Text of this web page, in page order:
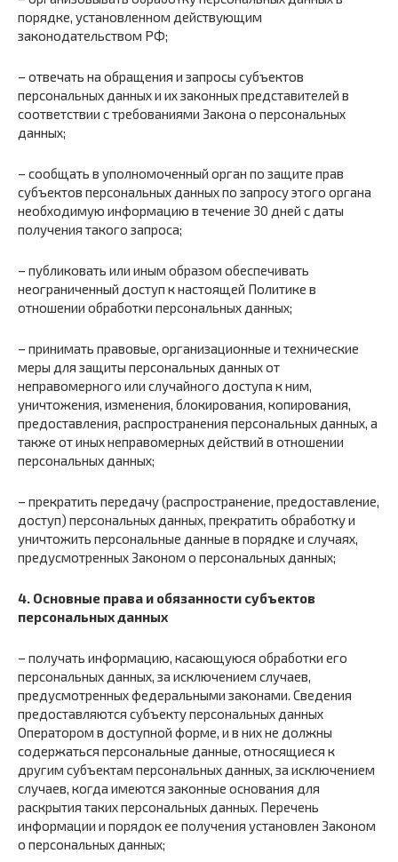
порядке, установленном действующим
законодательством РФ;
– отвечать на обращения и запросы субъектов
персональных данных и их законных представителей в
соответствии с требованиями Закона о персональных
данных;
– сообщать в уполномоченный орган по защите прав
субъектов персональных данных по запросу этого органа
необходимую информацию в течение 30 дней с даты
получения такого запроса;
– публиковать или иным образом обеспечивать
неограниченный доступ к настоящей Политике в
отношении обработки персональных данных;
– принимать правовые, организационные и технические
меры для защиты персональных данных от
неправомерного или случайного доступа к ним,
уничтожения, изменения, блокирования, копирования,
предоставления, распространения персональных данных, а
также от иных неправомерных действий в отношении
персональных данных;
– прекратить передачу (распространение, предоставление,
доступ) персональных данных, прекратить обработку и
уничтожить персональные данные в порядке и случаях,
предусмотренных Законом о персональных данных;
4. Основные права и обязанности субъектов
персональных данных
– получать информацию, касающуюся обработки его
персональных данных, за исключением случаев,
предусмотренных федеральными законами. Сведения
предоставляются субъекту персональных данных
Оператором в доступной форме, и в них не должны
содержаться персональные данные, относящиеся к
другим субъектам персональных данных, за исключением
случаев, когда имеются законные основания для
раскрытия таких персональных данных. Перечень
информации и порядок ее получения установлен Законом
о персональных данных;